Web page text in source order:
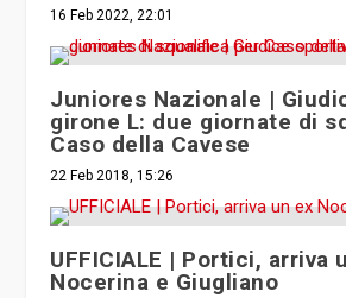
16 Feb 2022, 22:01
Juniores Nazionale |
girone L: due giornate di
Caso della Cavese
22 Feb 2018, 15:26
UFFICIALE | Portici, arriva
Nocerina e Giugliano